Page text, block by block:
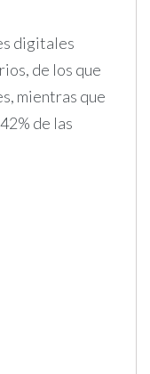
digitales
de los que
mientras que
de las